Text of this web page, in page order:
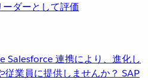
ダーとして評価
Salesforce 連携により、進化し
業員に提供しませんか？ SAP